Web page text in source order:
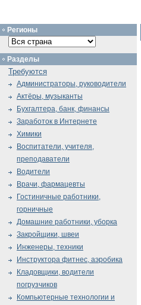
Регионы
Разделы
Требуются
Администраторы, руководители
Актёры, музыканты
Бухгалтера, банк, финансы
Заработок в Интернете
Химики
Воспитатели, учителя,
преподаватели
Водители
Врачи, фармацевты
Гостиничные работники,
горничные
Домашние работники, уборка
Закройщики, швеи
Инженеры, техники
Инструктора фитнес, аэробика
Кладовщики, водители
погрузчиков
Компьютерные технологии и